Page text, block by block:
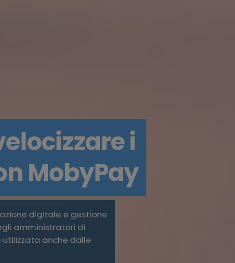
i
MobyPay
digitale e gestione
amministratori di
anche dalle